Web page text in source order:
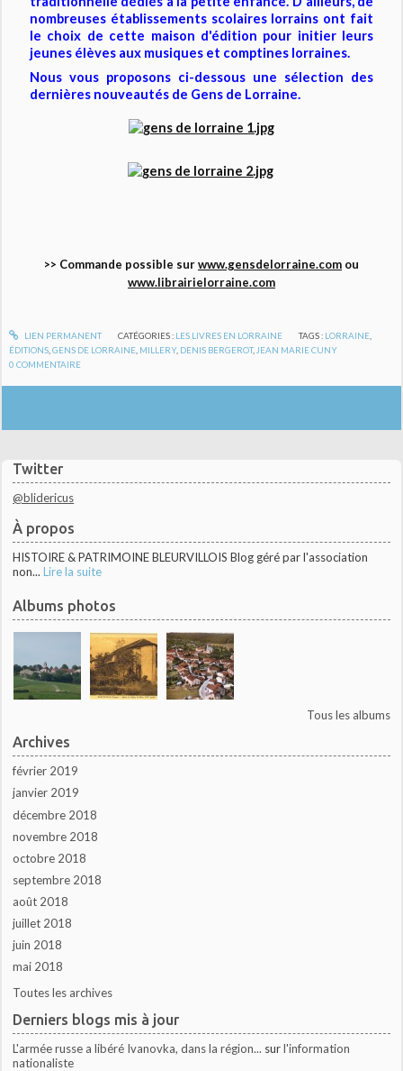
Twitter
@blidericus
À propos
HISTOIRE & PATRIMOINE BLEURVILLOIS Blog géré par l'association
non... Lire la suite
Albums photos
Tous les albums
Archives
février 2019
janvier 2019
décembre 2018
novembre 2018
octobre 2018
septembre 2018
août 2018
juillet 2018
juin 2018
mai 2018
Toutes les archives
Derniers blogs mis à jour
L'armée russe a libéré Ivanovka, dans la région... surl'information
nationaliste
nombreuses établissements scolaires lorrains ont fait
le choix de cette maison d'édition pour initier leurs
jeunes élèves aux musiques et comptines lorraines.
Nous vous proposons ci-dessous une sélection des
dernières nouveautés de Gens de Lorraine.
>> Commande possible surwww.gensdelorraine.com ou
www.librairielorraine.com
LIEN PERMANENT CATÉGORIES : LES LIVRES EN LORRAINE TAGS : LORRAINE
ÉDITIONS ,GENS DE LORRAINE MILLERY, DENIS BERGEROT, JEAN MARIE CUNY
0 COMMENTAIRE